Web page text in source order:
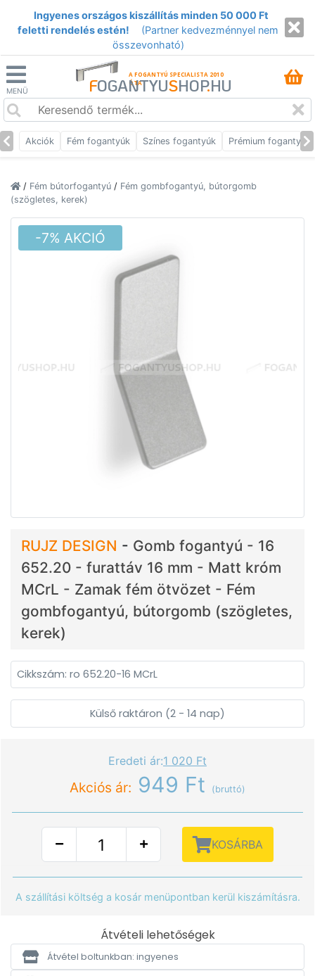
Ingyenes országos kiszállítás minden 50 000 Ft
feletti rendelés estén!
(Partner kedvezménnyel nem
összevonható)
MENÜ
A FOGANTYÚ SPECIALISTA 2010
ÓTA
FOGANTYUSHOP.HU
Akciók Fém fogantyúk Színes fogantyúk Prémium fogantyúk
/ Fém bútorfogantyú / Fém gombfogantyú, bútorgomb
(szögletes, kerek)
-7% AKCIÓ
RUJZ DESIGN - Gomb fogantyú - 16
652.20 - furattáv 16 mm - Matt króm
MCrL - Zamak fém ötvözet - Fém
gombfogantyú, bútorgomb (szögletes,
kerek)
Cikkszám: ro 652.20-16 MCrL
Külső raktáron (2 - 14 nap)
Eredeti ár:1 020 Ft
Akciós ár: 949 Ft (bruttó)
KOSÁRBA
A szállítási költség a kosár menüpontban kerül kiszámításra.
Átvételi lehetőségek
Átvétel boltunkban: ingyenes